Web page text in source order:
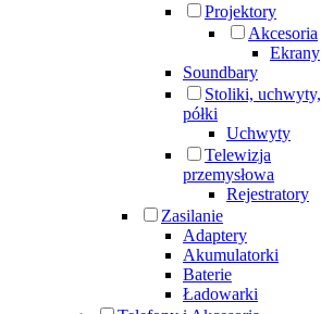
Projektory
Akcesoria
Ekrany
Soundbary
Stoliki, uchwyty,
półki
Uchwyty
Telewizja
przemysłowa
Rejestratory
Zasilanie
Adaptery
Akumulatorki
Baterie
Ładowarki